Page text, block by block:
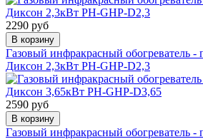
2290 руб
В корзину
Газовый инфракрасный обогреватель -
Диксон 2,3кВт PH-GHP-D2,3
2590 руб
В корзину
Газовый инфракрасный обогреватель -